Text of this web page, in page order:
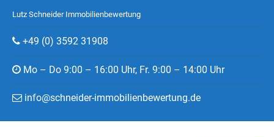
Lutz Schneider Immobilienbewertung
+49 (0) 3592 31908
Mo – Do 9:00 – 16:00 Uhr, Fr. 9:00 – 14:00 Uhr
info@schneider-immobilienbewertung.de